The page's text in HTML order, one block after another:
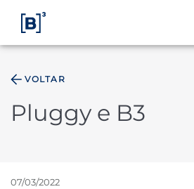
Índices
VOLTAR
Pluggy e B3
07/03/2022